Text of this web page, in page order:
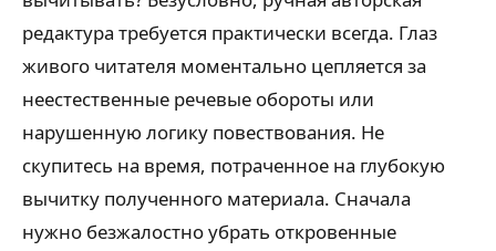
редактура требуется практически всегда. Глаз
живого читателя моментально цепляется за
неестественные речевые обороты или
нарушенную логику повествования. Не
скупитесь на время, потраченное на глубокую
вычитку полученного материала. Сначала
нужно безжалостно убрать откровенные